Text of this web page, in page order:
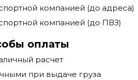
компанией (до адреса)
компанией (до ПВЗ)
оплаты
расчет
при выдаче груза